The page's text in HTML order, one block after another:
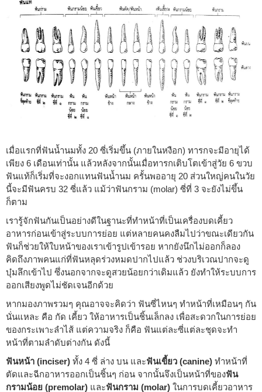
เมื่อแรกที่ฟันน้ำนมทั้ง 20 ซี่เริ่มขึ้น (ภายในหงือก) ทารกจะมีอายุได้
เพียง 6 เดือนเท่านั้น แล้วหลังจากนั้นเมื่อทารกเติบโตเข้าสู่วัย 6 ขวบ
ฟันแท้ก็เริ่มที่จะงอกแทนฟันน้ำนม ครั้นพออายุ 20 ส่วนใหญ่คนในวัย
นี้จะมีฟันครบ 32 ซี่แล้ว แม้ว่าฟันกราม (molar) ซี่ที่ 3 จะยังไม่ขึ้น
ก็ตาม
เรารู้จักฟันกันเป็นอย่างดีในฐานะที่ทำหน้าที่เป็นเครื่องบดเคี้ยว
อาหารก่อนเข้าสู่ระบบการย่อย แต่หลายคนคงลืมไปว่าขณะเดียวกัน
ฟันก็ช่วยให้ใบหน้าของเราเข้ารูปเข้ารอย หากยังนึกไม่ออกก็ลอง
คิดถึงภาพคนแก่ที่ฟันหลุดร่วงหมดปากไปแล้ว ช่วงบริเวณปากจะดู
บุ๋มลึกเข้าไป ซึ่งนอกจากจะดูสวยน้อยกว่าเดิมแล้ว ยังทำให้ระบบการ
ออกเสียงพูดไม่ชัดเจนอีกด้วย
หากมองภาพรวมๆ คุณอาจจะคิดว่า ฟันซี่ไหนๆ ทำหน้าที่เหมือนๆ กัน
นั่นแหละ คือ กัด เคี้ยว ให้อาหารเป็นชิ้นเล็กลง เพื่อสะดวกในการย่อย
ของกระเพาะลำไส้ แต่ความจริง ก็คือ ฟันแต่ละซี่แต่ละชุดจะทำ
หน้าที่ตามลำดับต่างกัน ดังนี้
ฟันหน้า (inciser) ทั้ง 4 ซี่ ล่าง บน และฟันเขี้ยว (canine) ทำหน้าที่
ตัดและฉีกอาหารออกเป็นชิ้นๆ ก่อน จากนั้นจึงเป็นหน้าที่ของฟัน
กรามน้อย (premolar) และฟันกราม (molar) ในการบดเคี้ยวอาหาร